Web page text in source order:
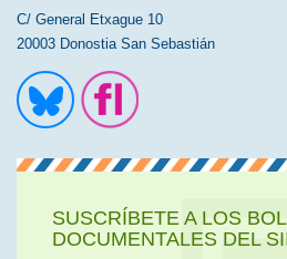
C/ General Etxague 10
20003 Donostia San Sebastián
SUSCRÍBETE A LOS
DOCUMENTALES DEL